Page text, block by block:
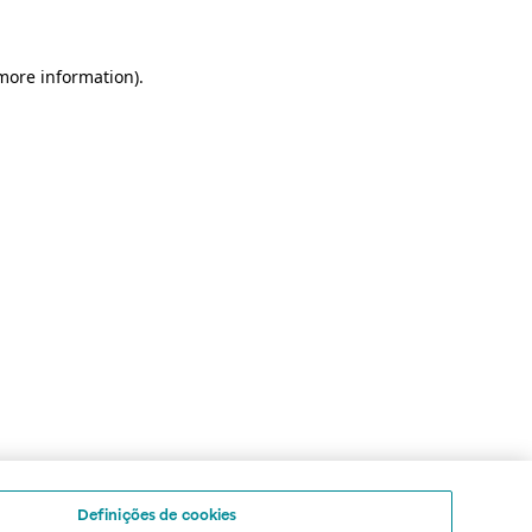
information).
Definições de cookies